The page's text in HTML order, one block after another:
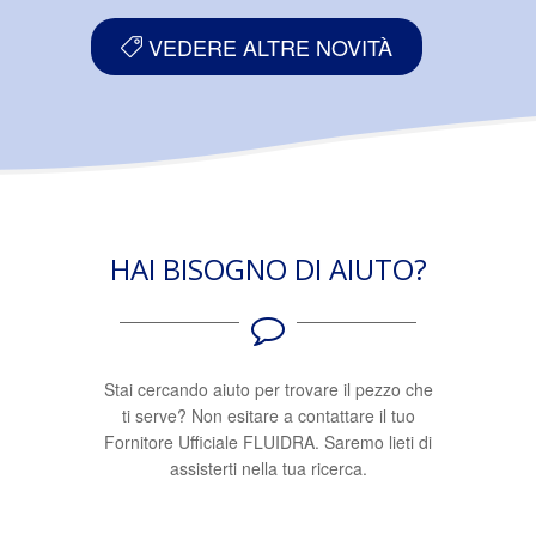
VEDERE ALTRE NOVITÀ
HAI BISOGNO DI AIUTO?
Stai cercando aiuto per trovare il pezzo che
ti serve? Non esitare a contattare il tuo
Fornitore Ufficiale FLUIDRA. Saremo lieti di
assisterti nella tua ricerca.